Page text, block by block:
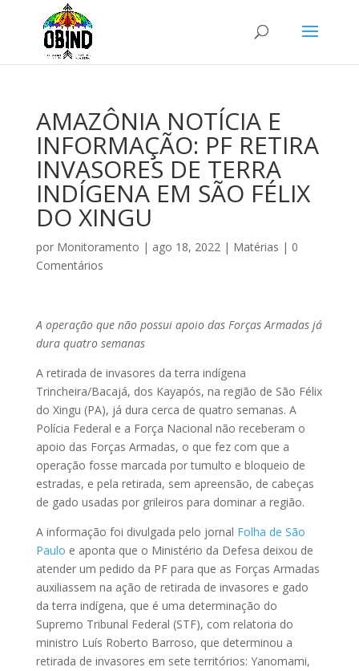
AMAZÔNIA NOTÍCIA E
INFORMAÇÃO: PF RETIRA
INVASORES DE TERRA
INDÍGENA EM SÃO FÉLIX
DO XINGU
por Monitoramento | ago 18, 2022| Matérias | 0
Comentários
A operação que não possui apoio das Forças Armadas já
dura quatro semanas
A retirada de invasores da terra indígena
Trincheira/Bacajá, dos Kayapós, na região de São Félix
do Xingu (PA), já dura cerca de quatro semanas. A
Polícia Federal e a Força Nacional não receberam o
apoio das Forças Armadas, o que fez com que a
operação fosse marcada por tumulto e bloqueio de
estradas, e pela retirada, sem apreensão, de cabeças
de gado usadas por grileiros para dominar a região.
A informação foi divulgada pelo jornal Folha de São
Paulo e aponta que o Ministério da Defesa deixou de
atender um pedido da PF para que as Forças Armadas
auxiliassem na ação de retirada de invasores e gado
da terra indígena, que é uma determinação do
Supremo Tribunal Federal (STF), com relatoria do
ministro Luís Roberto Barroso, que determinou a
retirada de invasores em sete territórios: Yanomami,